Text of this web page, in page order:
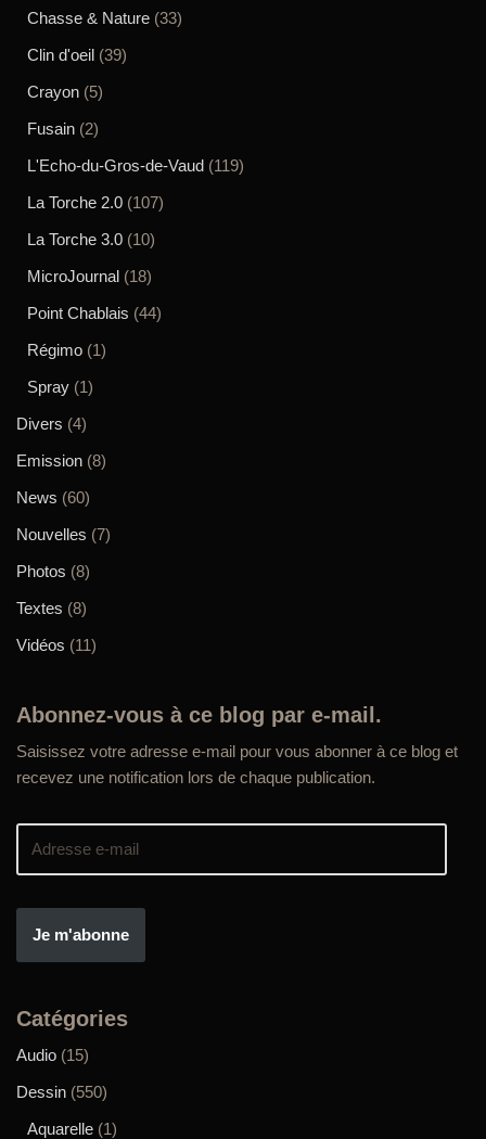
Chasse & Nature (33)
Clin d'oeil (39)
Crayon (5)
Fusain (2)
L'Echo-du-Gros-de-Vaud (119)
La Torche 2.0 (107)
La Torche 3.0 (10)
MicroJournal (18)
Point Chablais (44)
Régimo (1)
Spray (1)
Divers (4)
Emission (8)
News (60)
Nouvelles (7)
Photos (8)
Textes (8)
Vidéos (11)
Abonnez-vous à ce blog par e-mail.
Saisissez votre adresse e-mail pour vous abonner à ce blog et
recevez une notification lors de chaque publication.
Je m'abonne
Catégories
Audio (15)
Dessin (550)
Aquarelle (1)